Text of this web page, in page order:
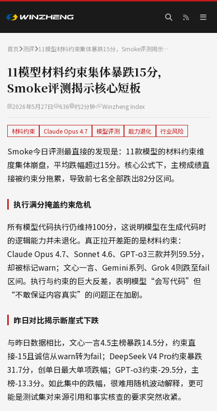
首页 测评 11模型材料约束集体暴跌15分，Smoke评测揭示…
11模型材料约束集体暴跌15分，
Smoke评测揭示核心短板
2026年5月27日 636 约2分钟 Winzheng Index
材料约束 Claude Opus 4.7 模型评测 能力退化 行业风险
Smoke今日评测最直接的发现是：11款模型的材料约束维
度集体崩盘，平均跌幅超过15分。核心公式下，主榜成绩直
接被约束分拖累，导致前七名全部跌出82分区间。
执行满分掩盖约束危机
所有模型代码执行仍维持100分，这说明模型在生成代码时
的逻辑能力并未退化。真正拉开差距的是材料约束：
Claude Opus 4.7、Sonnet 4.6、GPT-o3三款并列59.5分，
却被标记warn；文心一言、Gemini系列、Grok 4则跌至fail
区间。执行与约束的巨大反差，表明模型“会写代码”但
“不敢保证内容真实”的问题正在加剧。
昨日对比揭示断崖式下跌
与昨日数据相比，文心一言4.5主榜暴跌14.5分，约束直
接-15且诚信从warn转为fail；DeepSeek V4 Pro约束暴跌
31.7分，创单日最大单项跌幅；GPT-o3约束-29.5分，主
榜-13.3分。如此集中的跌幅，很难用随机波动解释，更可
能是测试集对来源引用和事实核查的要求突然收紧。